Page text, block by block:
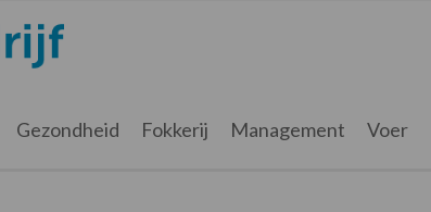
Gezondheid Fokkerij Management Voer